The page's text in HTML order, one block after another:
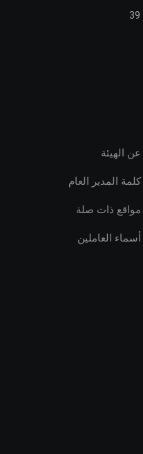
عن الهيئة
كلمة المدير العام
مواقع ذات صلة
أسماء العاملين